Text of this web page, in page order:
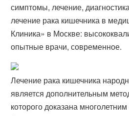
симптомы, лечение,
лечение рака кишечника в
Клиника​» в Москве:
опытные врачи, современное.
Лечение рака кишечника
является дополнительным
которого доказана